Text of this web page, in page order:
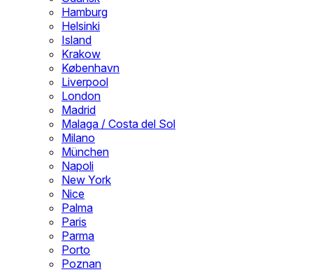
Hamburg
Helsinki
Island
Krakow
København
Liverpool
London
Madrid
Malaga / Costa del Sol
Milano
München
Napoli
New York
Nice
Palma
Paris
Parma
Porto
Poznan